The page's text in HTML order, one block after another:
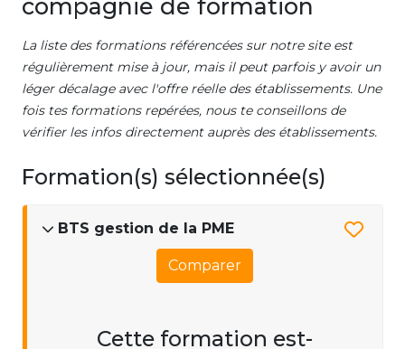
compagnie de formation
La liste des formations référencées sur notre site est
régulièrement mise à jour, mais il peut parfois y avoir un
léger décalage avec l'offre réelle des établissements. Une
fois tes formations repérées, nous te conseillons de
vérifier les infos directement auprès des établissements.
Formation(s) sélectionnée(s)
BTS gestion de la PME
Comparer
Cette formation est-